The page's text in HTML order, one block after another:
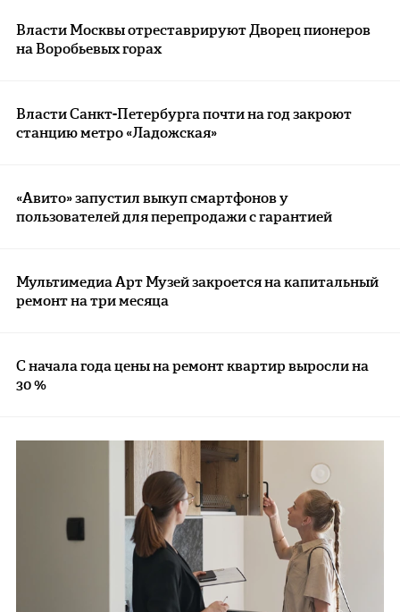
Власти Москвы отреставрируют Дворец пионеров
на Воробьевых горах
Власти Санкт-Петербурга почти на год закроют
станцию метро «Ладожская»
«Авито» запустил выкуп смартфонов у
пользователей для перепродажи с гарантией
​​Мультимедиа Арт Музей закроется на капитальный
ремонт на три месяца
С начала года цены на ремонт квартир выросли на
30 %